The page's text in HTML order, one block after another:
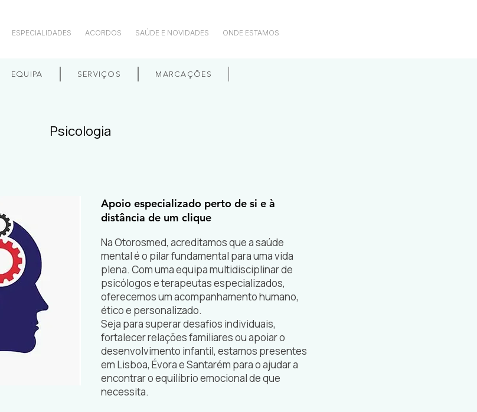
ESPECIALIDADES ACORDOS SAÚDE E NOVIDADES ONDE ESTAMOS
EQUIPA SERVIÇOS MARCAÇÕES
Psicologia
Apoio especializado perto de si e à
distância de um clique
Na Otorosmed, acreditamos que a saúde
mental é o pilar fundamental para uma vida
plena. Com uma equipa multidisciplinar de
psicólogos e terapeutas especializados,
oferecemos um acompanhamento humano,
ético e personalizado.
Seja para superar desafios individuais,
fortalecer relações familiares ou apoiar o
desenvolvimento infantil, estamos presentes
em Lisboa, Évora e Santarém para o ajudar a
encontrar o equilíbrio emocional de que
necessita.